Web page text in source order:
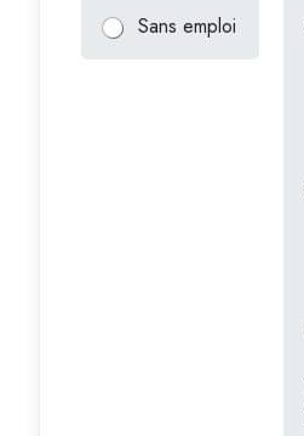
Sans emploi